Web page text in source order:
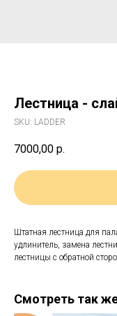
Лестница -
SKU: LADDER
7000,00 р.
Штатная лестница для
удлинитель, замена
лестницы с обратной
Смотреть так